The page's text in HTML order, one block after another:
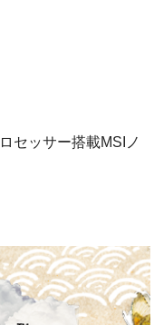
セッサー搭載MSIノ